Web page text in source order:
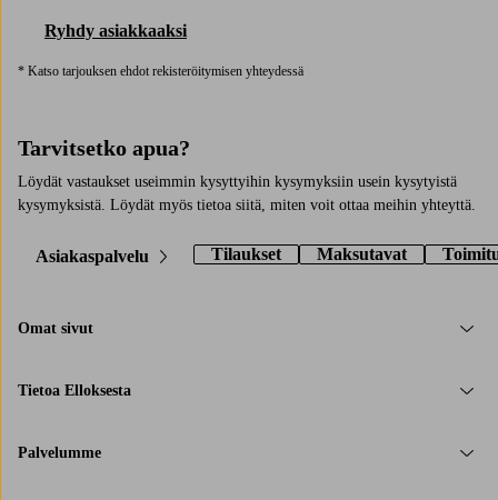
Ryhdy asiakkaaksi
* Katso tarjouksen ehdot rekisteröitymisen yhteydessä
Tarvitsetko apua?
Löydät vastaukset useimmin kysyttyihin kysymyksiin usein kysytyistä
kysymyksistä. Löydät myös tietoa siitä, miten voit ottaa meihin yhteyttä.
Asiakaspalvelu Tilaukset Maksutavat
Omat sivut
Tietoa Elloksesta
Palvelumme